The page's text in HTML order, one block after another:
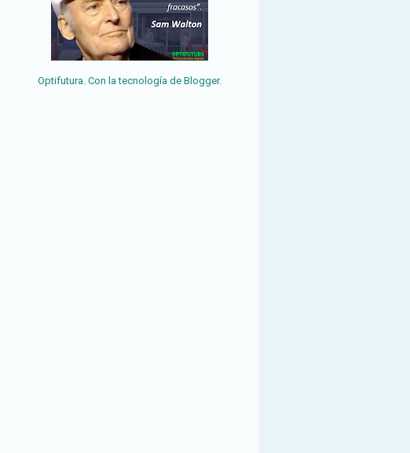
Optifutura. Con la tecnología de Blogger.